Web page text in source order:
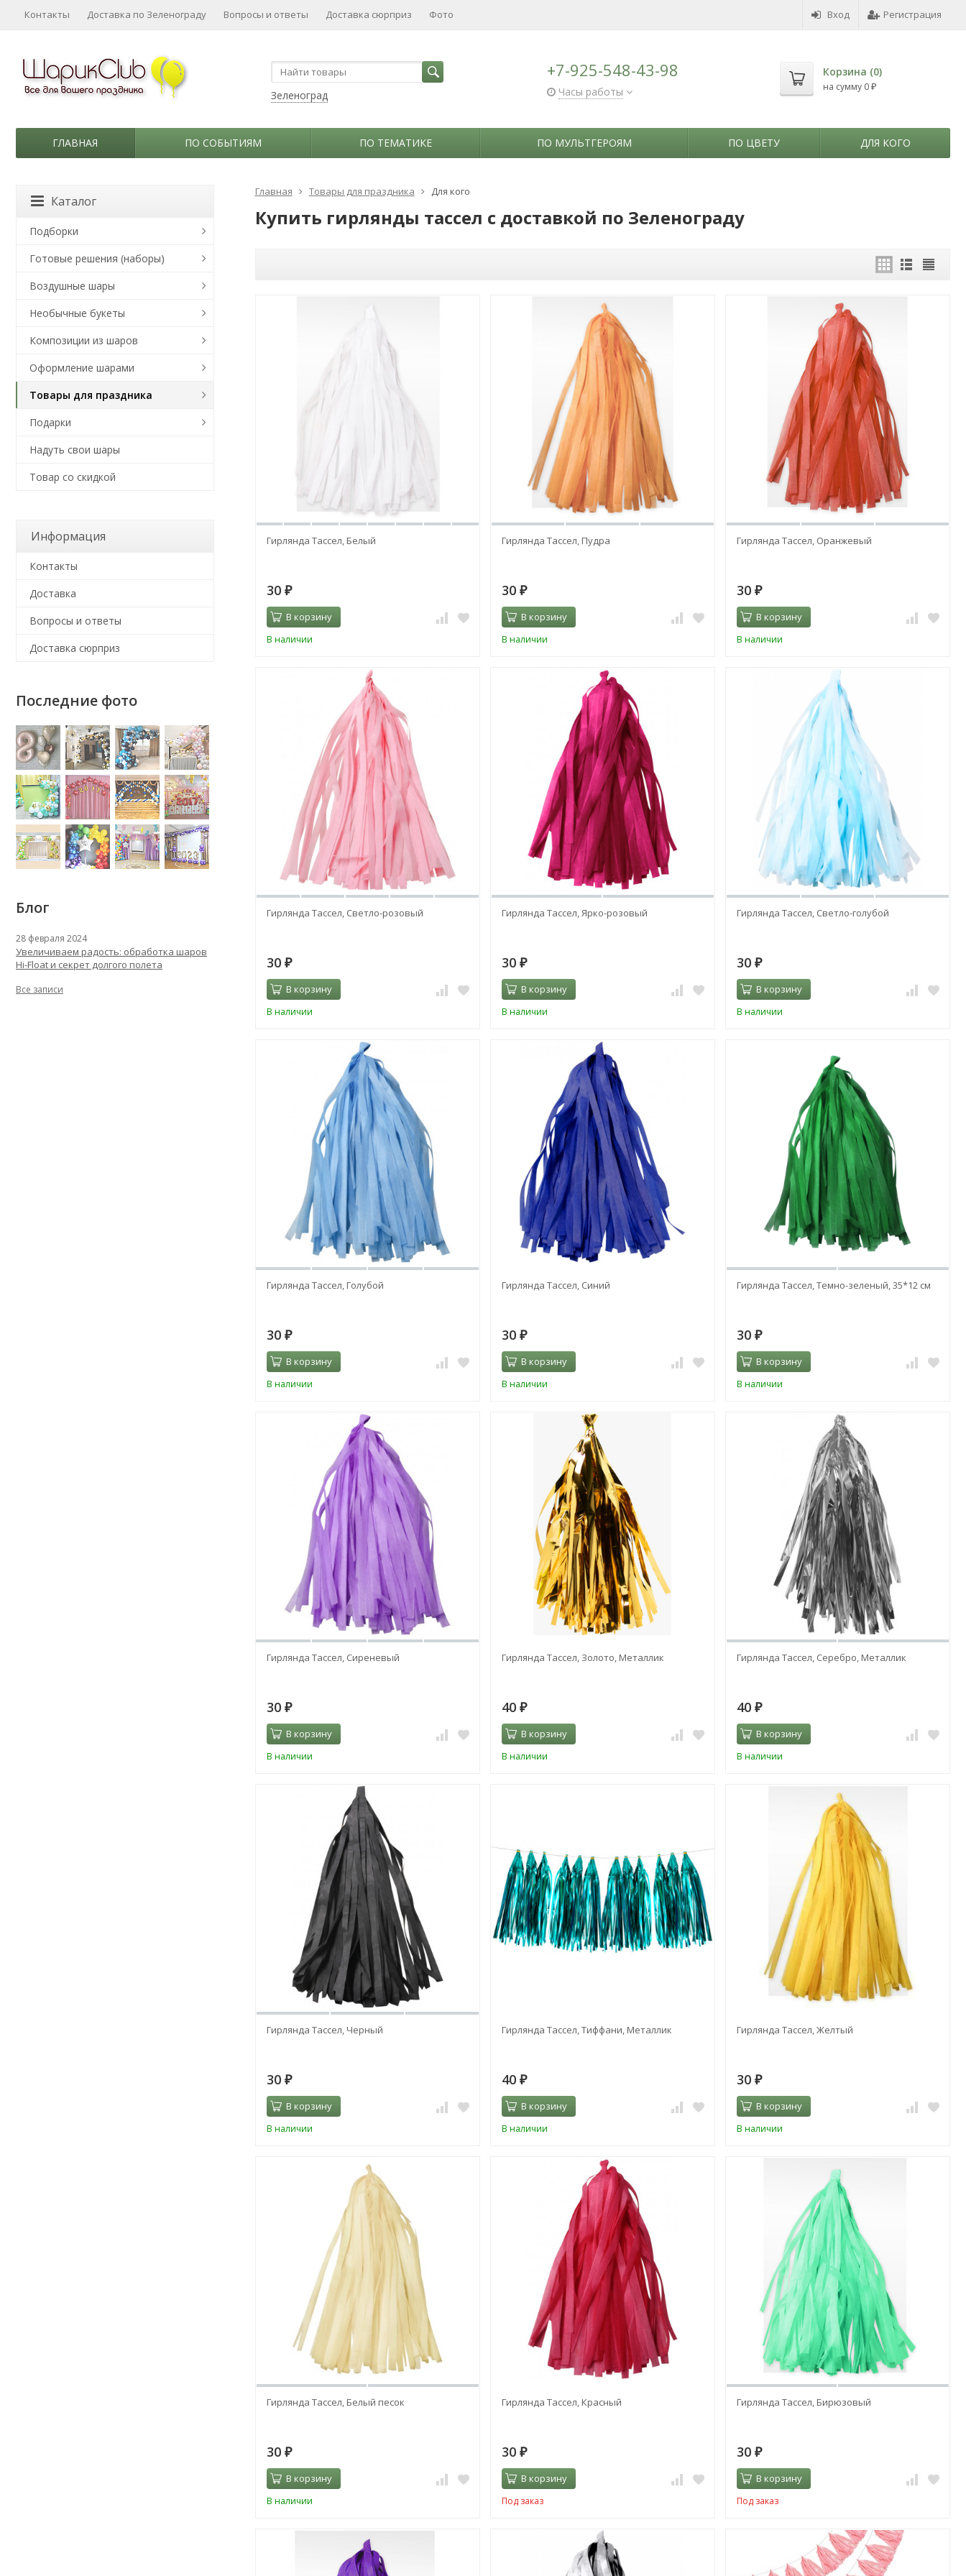
Вход Регистрация
Контакты Доставка по Зеленограду Вопросы и ответы Доставка сюрприз Фото
Зеленоград
+7-925-548-43-98
Часы работы
Корзина (0)
на сумму 0 ₽
ГЛАВНАЯ ПО СОБЫТИЯМ ПО ТЕМАТИКЕ ПО МУЛЬТГЕРОЯМ ПО ЦВЕТУ ДЛЯ КОГО
Главная Товары для праздника Для кого
Купить гирлянды тассел с доставкой по Зеленограду
Гирлянда Тассел, Белый
30 ₽
В корзину
В наличии
Гирлянда Тассел, Пудра
30 ₽
В корзину
В наличии
Гирлянда Тассел, Оранжевый
30 ₽
В корзину
В наличии
Гирлянда Тассел, Светло-розовый
30 ₽
В корзину
В наличии
Гирлянда Тассел, Ярко-розовый
30 ₽
В корзину
В наличии
Гирлянда Тассел, Светло-голубой
30 ₽
В корзину
В наличии
Гирлянда Тассел, Голубой
30 ₽
В корзину
В наличии
Гирлянда Тассел, Синий
30 ₽
В корзину
В наличии
Гирлянда Тассел, Темно-зеленый, 35*12 см
30 ₽
В корзину
В наличии
Гирлянда Тассел, Сиреневый
30 ₽
В корзину
В наличии
Гирлянда Тассел, Золото, Металлик
40 ₽
В корзину
В наличии
Гирлянда Тассел, Серебро, Металлик
40 ₽
В корзину
В наличии
Гирлянда Тассел, Черный
30 ₽
В корзину
В наличии
Гирлянда Тассел, Тиффани, Металлик
40 ₽
В корзину
В наличии
Гирлянда Тассел, Желтый
30 ₽
В корзину
В наличии
Гирлянда Тассел, Белый песок
30 ₽
В корзину
В наличии
Гирлянда Тассел, Красный
30 ₽
В корзину
Под заказ
Гирлянда Тассел, Бирюзовый
30 ₽
В корзину
Под заказ
Каталог
Подборки
Готовые решения (наборы)
Воздушные шары
Необычные букеты
Композиции из шаров
Оформление шарами
Товары для праздника
Подарки
Надуть свои шары
Товар со скидкой
Информация
Контакты
Доставка
Вопросы и ответы
Доставка сюрприз
Последние фото
Блог
28 февраля 2024
Увеличиваем радость: обработка шаров
Hi-Float и секрет долгого полета
Все записи